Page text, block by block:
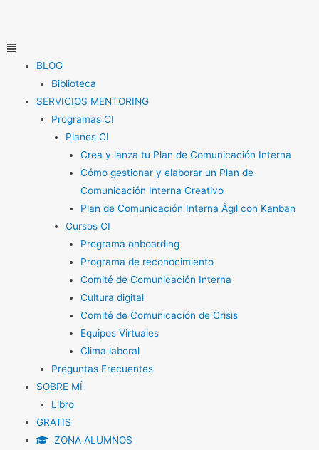
contenido
Menú
BLOG
Biblioteca
SERVICIOS MENTORING
Programas CI
Planes CI
Crea y lanza tu Plan de Comunicación Interna
Cómo gestionar y elaborar un Plan de
Comunicación Interna Creativo
Plan de Comunicación Interna Ágil con Kanban
Cursos CI
Programa onboarding
Programa de reconocimiento
Comité de Comunicación Interna
Cultura digital
Comité de Comunicación de Crisis
Equipos Virtuales
Clima laboral
Preguntas Frecuentes
SOBRE MÍ
Libro
GRATIS
ZONA ALUMNOS